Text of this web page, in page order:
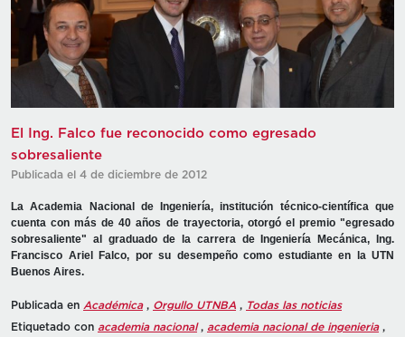
El Ing. Falco fue reconocido como egresado
sobresaliente
Publicada el 4 de diciembre de 2012
La Academia Nacional de Ingeniería, institución técnico-científica que
cuenta con más de 40 años de trayectoria, otorgó el premio "egresado
sobresaliente" al graduado de la carrera de Ingeniería Mecánica, Ing.
Francisco Ariel Falco, por su desempeño como estudiante en la UTN
Buenos Aires.
Publicada en Académica, Orgullo UTNBA , Todas las noticias
Etiquetado con academia nacional, academia nacional de ingenieria,